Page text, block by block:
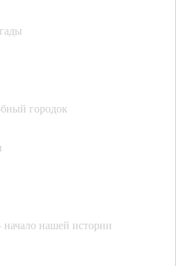
городок
нашей истории